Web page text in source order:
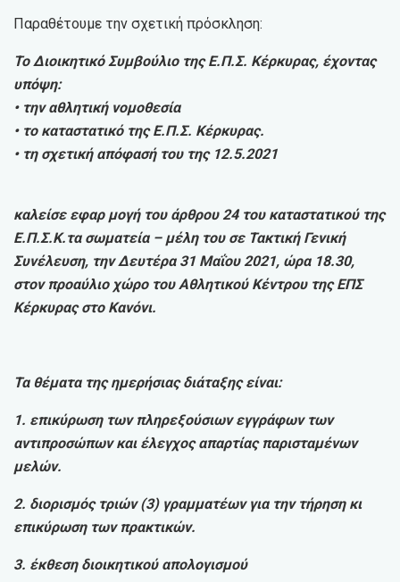
Παραθέτουμε την σχετική πρόσκληση:
Το Διοικητικό Συμβούλιο της Ε.Π.Σ. Κέρκυρας, έχοντας
υπόψη:
• την αθλητική νομοθεσία
• το καταστατικό της Ε.Π.Σ. Κέρκυρας.
• τη σχετική απόφασή του της 12.5.2021
καλείσε εφαρ μογή του άρθρου 24 του καταστατικού της
Ε.Π.Σ.Κ.τα σωματεία – μέλη του σε Τακτική Γενική
Συνέλευση, την Δευτέρα 31 Μαΐου 2021, ώρα 18.30,
στον προαύλιο χώρο του Αθλητικού Κέντρου της ΕΠΣ
Κέρκυρας στο Κανόνι.
Τα θέματα της ημερήσιας διάταξης είναι:
1. επικύρωση των πληρεξούσιων εγγράφων των
αντιπροσώπων και έλεγχος απαρτίας παρισταμένων
μελών.
2. διορισμός τριών (3) γραμματέων για την τήρηση κι
επικύρωση των πρακτικών.
3. έκθεση διοικητικού απολογισμού